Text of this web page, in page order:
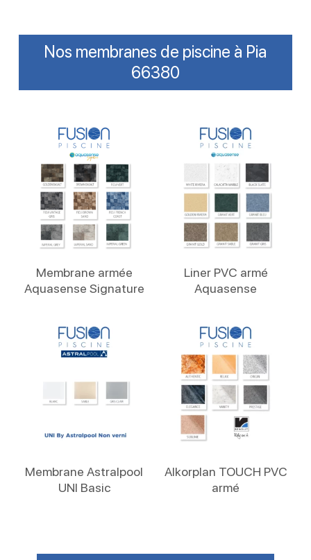
Nos membranes de piscine à Pia
66380
Membrane armée
Aquasense Signature
Liner PVC armé
Aquasense
Membrane Astralpool
UNI Basic
Alkorplan TOUCH PVC
armé